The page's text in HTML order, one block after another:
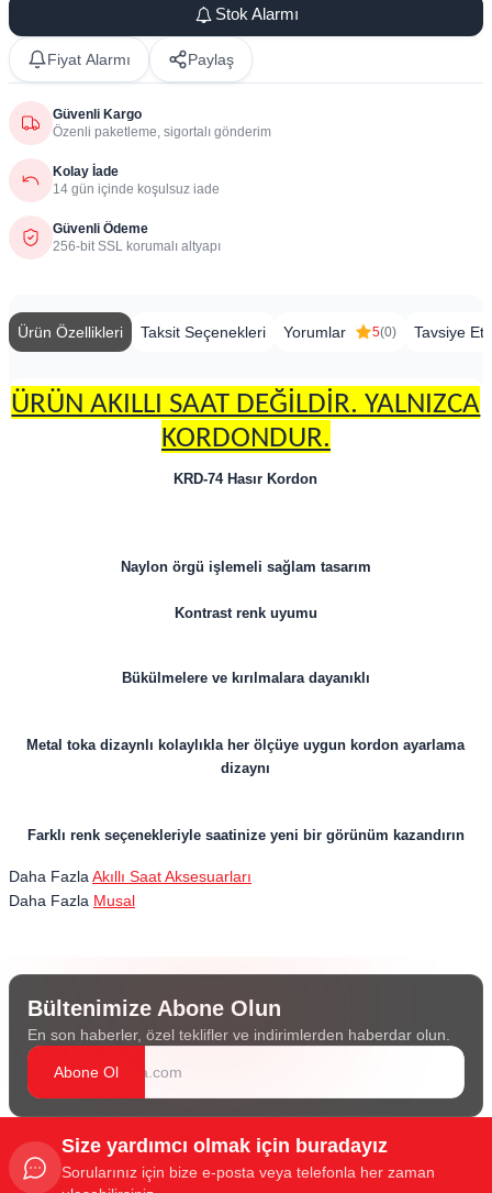
Stok Alarmı
Fiyat Alarmı Paylaş
Güvenli Kargo
Özenli paketleme, sigortalı gönderim
Kolay İade
14 gün içinde koşulsuz iade
Güvenli Ödeme
256-bit SSL korumalı altyapı
Ürün Özellikleri Taksit Seçenekleri Yorumlar 5(0) Tavsiye Et
ÜRÜN AKILLI SAAT DEĞİLDİR. YALNIZCA
KORDONDUR.
KRD-74 Hasır Kordon
Naylon örgü işlemeli sağlam tasarım
Kontrast renk uyumu
Bükülmelere ve kırılmalara dayanıklı
Metal toka dizaynlı kolaylıkla her ölçüye uygun kordon ayarlama
dizaynı
Farklı renk seçenekleriyle saatinize yeni bir görünüm kazandırın
Daha Fazla Akıllı Saat Aksesuarları
Daha Fazla Musal
Bültenimize Abone Olun
En son haberler, özel teklifler ve indirimlerden haberdar olun.
Abone Ol
Size yardımcı olmak için buradayız
Sorularınız için bize e-posta veya telefonla her zaman